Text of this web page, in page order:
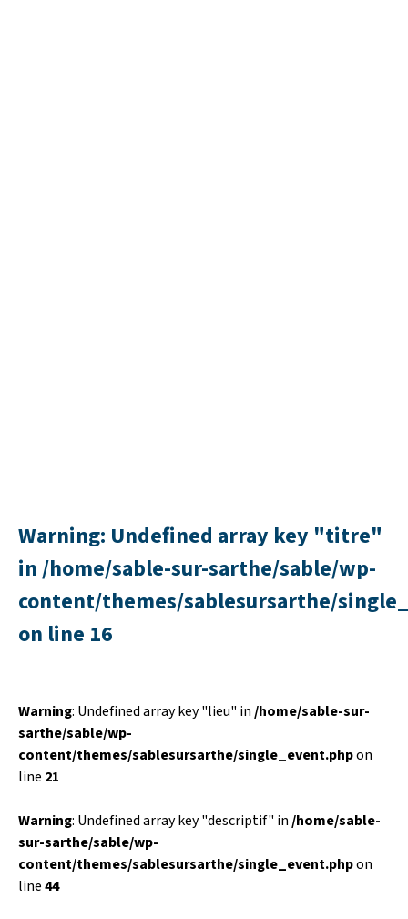
Warning: Undefined array key "titre"
in/home/sable-sur-sarthe/sable/wp-
content/themes/sablesursarthe/
on line 16
Warning: Undefined array key "lieu" in/home/sable-sur-
sarthe/sable/wp-
content/themes/sablesursarthe/single_event.phpon
line 21
Warning: Undefined array key "descriptif" in/home/sable-
sur-sarthe/sable/wp-
content/themes/sablesursarthe/single_event.phpon
line44